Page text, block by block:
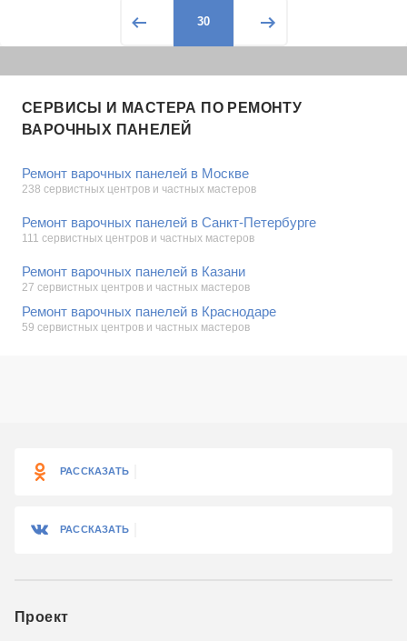
30
СЕРВИСЫ И МАСТЕРА ПО РЕМОНТУ
ВАРОЧНЫХ ПАНЕЛЕЙ
Ремонт варочных панелей в Москве
238 сервистных центров и частных мастеров
Ремонт варочных панелей в Санкт-Петербурге
111 сервистных центров и частных мастеров
Ремонт варочных панелей в Казани
27 сервистных центров и частных мастеров
Ремонт варочных панелей в Краснодаре
59 сервистных центров и частных мастеров
РАССКАЗАТЬ
РАССКАЗАТЬ
Проект